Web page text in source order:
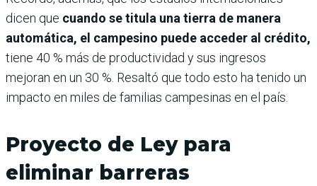
dicen que cuando se titula una tierra de manera
automática, el campesino puede acceder al crédito,
tiene 40 % más de productividad y sus ingresos
mejoran en un 30 %. Resaltó que todo esto ha tenido un
impacto en miles de familias campesinas en el país.
Proyecto de Ley para
eliminar barreras